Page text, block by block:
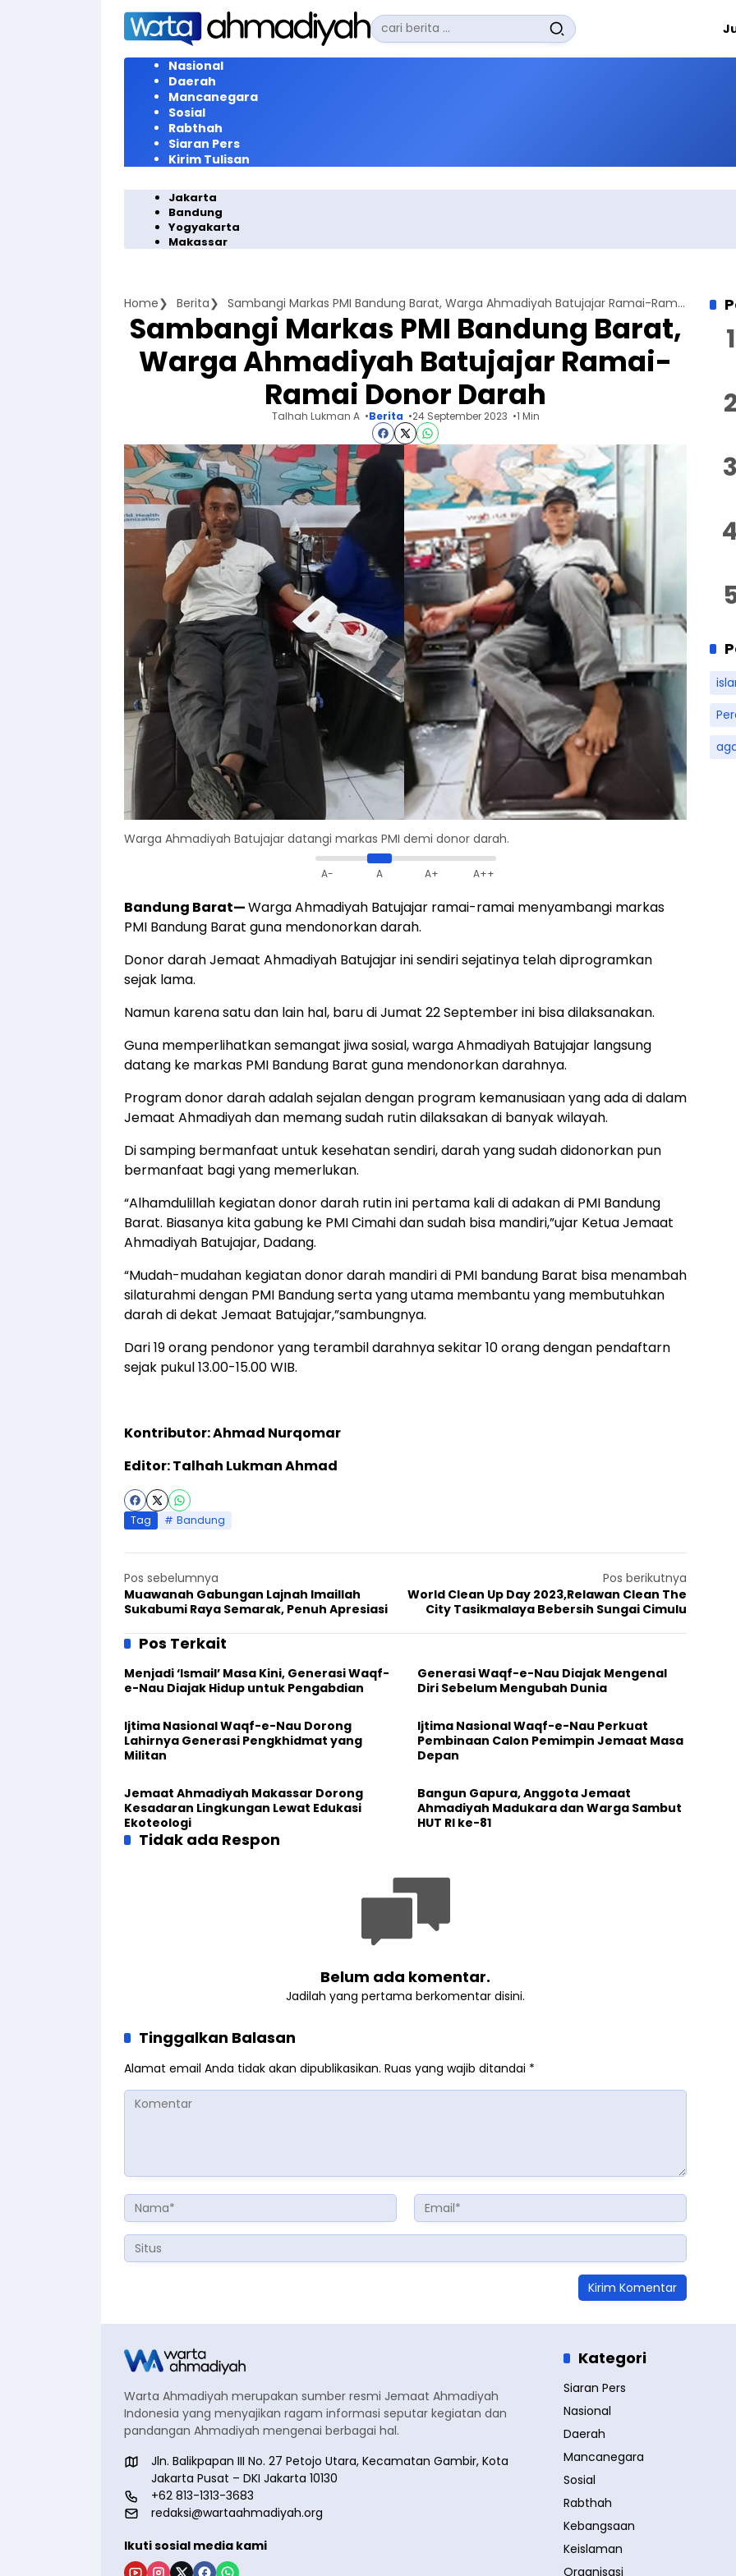
Langsung
konten
Pencarian
untuk:
Nasional
Daerah
Mancanegara
Sosial
Rabthah
Siaran Pers
Kirim Tulisan
Jakarta
Bandung
Yogyakarta
Makassar
Home Berita Sambangi Markas PMI Bandung Barat, Warga Ahmadiyah Batujajar Ramai-Ramai Donor Darah
Sambangi Markas PMI Bandung Barat,
Warga Ahmadiyah Batujajar Ramai-
Ramai Donor Darah
Talhah Lukman A Berita 24 September 2023 1 Min
Warga Ahmadiyah Batujajar datangi markas PMI demi donor darah.
A- A A+ A++
Bandung Barat—Warga Ahmadiyah Batujajar ramai-ramai menyambangi markas
PMI Bandung Barat guna mendonorkan darah.
Donor darah Jemaat Ahmadiyah Batujajar ini sendiri sejatinya telah diprogramkan
sejak lama.
Namun karena satu dan lain hal, baru di Jumat 22 September ini bisa dilaksanakan.
Guna memperlihatkan semangat jiwa sosial, warga Ahmadiyah Batujajar langsung
datang ke markas PMI Bandung Barat guna mendonorkan darahnya.
Program donor darah adalah sejalan dengan program kemanusiaan yang ada di dalam
Jemaat Ahmadiyah dan memang sudah rutin dilaksakan di banyak wilayah.
Di samping bermanfaat untuk kesehatan sendiri, darah yang sudah didonorkan pun
bermanfaat bagi yang memerlukan.
“Alhamdulillah kegiatan donor darah rutin ini pertama kali di adakan di PMI Bandung
Barat. Biasanya kita gabung ke PMI Cimahi dan sudah bisa mandiri,”ujar Ketua Jemaat
Ahmadiyah Batujajar, Dadang.
“Mudah-mudahan kegiatan donor darah mandiri di PMI bandung Barat bisa menambah
silaturahmi dengan PMI Bandung serta yang utama membantu yang membutuhkan
darah di dekat Jemaat Batujajar,”sambungnya.
Dari 19 orang pendonor yang terambil darahnya sekitar 10 orang dengan pendaftarn
sejak pukul 13.00-15.00 WIB.
Kontributor: Ahmad Nurqomar
Editor: Talhah Lukman Ahmad
Tag Bandung
Pos sebelumnya
Muawanah Gabungan Lajnah Imaillah
Sukabumi Raya Semarak, Penuh Apresiasi
Pos berikutnya
World Clean Up Day 2023,Relawan Clean The
City Tasikmalaya Bebersih Sungai Cimulu
Pos Terkait
Menjadi ‘Ismail’ Masa Kini, Generasi Waqf-
e-Nau Diajak Hidup untuk Pengabdian
Generasi Waqf-e-Nau Diajak Mengenal
Diri Sebelum Mengubah Dunia
Ijtima Nasional Waqf-e-Nau Dorong
Lahirnya Generasi Pengkhidmat yang
Militan
Ijtima Nasional Waqf-e-Nau Perkuat
Pembinaan Calon Pemimpin Jemaat Masa
Depan
Jemaat Ahmadiyah Makassar Dorong
Kesadaran Lingkungan Lewat Edukasi
Ekoteologi
Bangun Gapura, Anggota Jemaat
Ahmadiyah Madukara dan Warga Sambut
HUT RI ke-81
Tidak ada Respon
Belum ada komentar.
Jadilah yang pertama berkomentar disini.
Tinggalkan Balasan
Alamat email Anda tidak akan dipublikasikan. Ruas yang wajib ditandai *
Warta Ahmadiyah merupakan sumber resmi Jemaat Ahmadiyah
Indonesia yang menyajikan ragam informasi seputar kegiatan dan
pandangan Ahmadiyah mengenai berbagai hal.
Jln. Balikpapan III No. 27 Petojo Utara, Kecamatan Gambir, Kota
Jakarta Pusat – DKI Jakarta 10130
+62 813-1313-3683
redaksi@wartaahmadiyah.org
Ikuti sosial media kami
Kategori
Siaran Pers
Nasional
Daerah
Mancanegara
Sosial
Rabthah
Kebangsaan
Keislaman
Organisasi